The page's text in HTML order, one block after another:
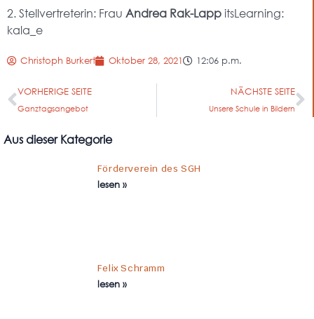
2. Stellvertreterin: Frau Andrea Rak-LappitsLearning:
kala_e
Christoph Burkert Oktober 28, 2021 12:06 p.m.
VORHERIGE SEITE
Ganztagsangebot
NÄCHSTE SEITE
Unsere Schule in Bildern
Aus dieser Kategorie
Förderverein des SGH
lesen »
Felix Schramm
lesen »